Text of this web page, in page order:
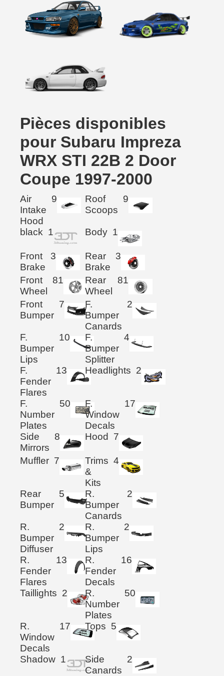
Pièces disponibles
pour Subaru Impreza
WRX STI 22B 2 Door
Coupe 1997-2000
Air
Intake
Hood
9
Roof
Scoops
9
black 1 Body 1
Front
Brake
3
Rear
Brake
3
Front
Wheel
81
Rear
Wheel
81
Front
Bumper
7
F.
Bumper
Canards
2
F.
Bumper
Lips
10
F.
Bumper
Splitter
4
F.
Fender
Flares
13 Headlights 2
F.
Number
Plates
50
F.
Window
Decals
17
Side
Mirrors
8 Hood 7
Muffler 7
Trims
&
Kits
4
Rear
Bumper
5
R.
Bumper
Canards
2
R.
Bumper
Diffuser
2
R.
Bumper
Lips
2
R.
Fender
Flares
13
R.
Fender
Decals
16
Taillights 2
R.
Number
Plates
50
R.
Window
Decals
17 Tops 5
Shadow 1
Side
Canards
2